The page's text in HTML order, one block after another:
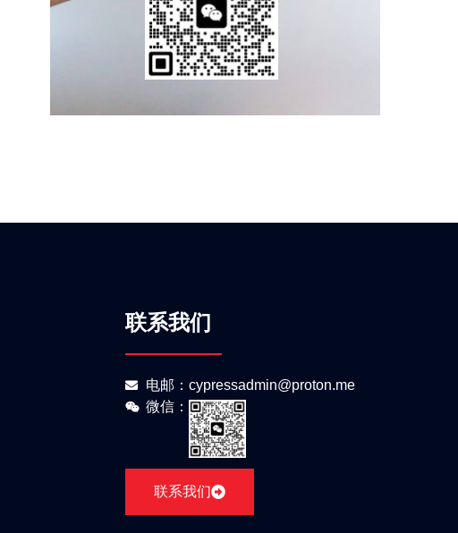
联系我们
电邮：cypressadmin@proton.me
微信：
联系我们